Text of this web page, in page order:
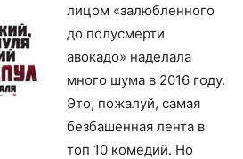
лицом «залюбленного
до полусмерти
авокадо» наделала
много шума в 2016 году.
Это, пожалуй, самая
безбашенная лента в
топ 10 комедий. Но